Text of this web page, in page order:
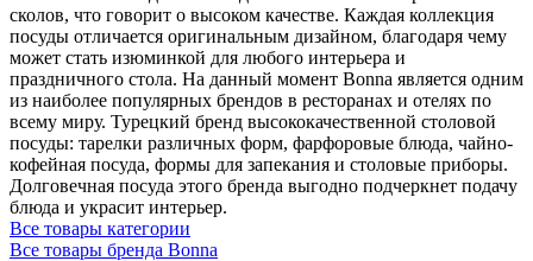
сколов, что говорит о высоком качестве. Каждая коллекция
посуды отличается оригинальным дизайном, благодаря чему
может стать изюминкой для любого интерьера и
праздничного стола. На данный момент Bonna является одним
из наиболее популярных брендов в ресторанах и отелях по
всему миру. Турецкий бренд высококачественной столовой
посуды: тарелки различных форм, фарфоровые блюда, чайно-
кофейная посуда, формы для запекания и столовые приборы.
Долговечная посуда этого бренда выгодно подчеркнет подачу
блюда и украсит интерьер.
Все товары категории
Все товары бренда Bonna